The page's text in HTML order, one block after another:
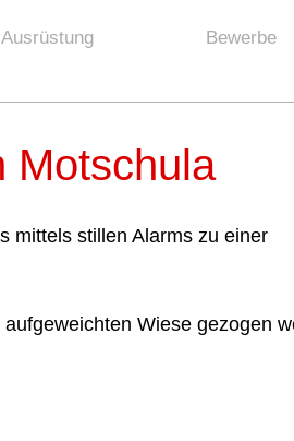
Ausrüstung Bewerbe
Motschula
mittels stillen Alarms zu einer
Wiese gezogen